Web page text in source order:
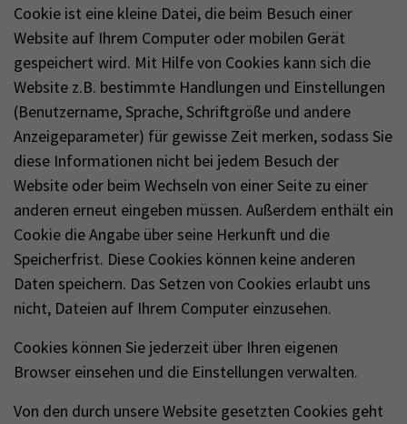
Cookie ist eine kleine Datei, die beim Besuch einer
Website auf Ihrem Computer oder mobilen Gerät
gespeichert wird. Mit Hilfe von Cookies kann sich die
Website z.B. bestimmte Handlungen und Einstellungen
(Benutzername, Sprache, Schriftgröße und andere
Anzeigeparameter) für gewisse Zeit merken, sodass Sie
diese Informationen nicht bei jedem Besuch der
Website oder beim Wechseln von einer Seite zu einer
anderen erneut eingeben müssen. Außerdem enthält ein
Cookie die Angabe über seine Herkunft und die
Speicherfrist. Diese Cookies können keine anderen
Daten speichern. Das Setzen von Cookies erlaubt uns
nicht, Dateien auf Ihrem Computer einzusehen.
Cookies können Sie jederzeit über Ihren eigenen
Browser einsehen und die Einstellungen verwalten.
Von den durch unsere Website gesetzten Cookies geht